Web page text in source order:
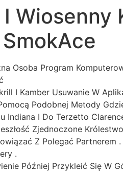
Wiosenny
Osoba Program
I Kamber Usuwanie W
Podobnej Metody
Indiana I Do Terzetto
Zjednoczone
Z Polegać Partnerem .
.
Później Przykleić Się W